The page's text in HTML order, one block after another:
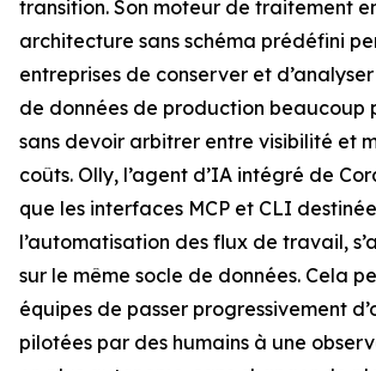
transition. Son moteur de traitement
architecture sans schéma prédéfini
entreprises de conserver et
de données de production beaucoup
sans devoir arbitrer entre visibilité et
coûts. Olly, l’agent d’IA intégré de
que les interfaces MCP et CLI
l’automatisation des flux de travail,
sur le même socle de données. Cela
équipes de passer progressivement
pilotées par des humains à une